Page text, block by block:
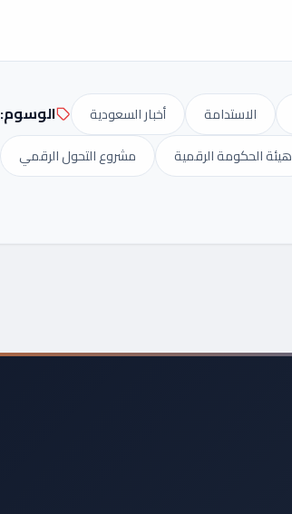
الوسوم: أخبار السعودية الاستدامة
مشروع التحول الرقمي
هيئة الحكومة الرقمية